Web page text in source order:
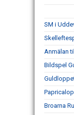
SM i
Anmälan
Bildspel
Broarna